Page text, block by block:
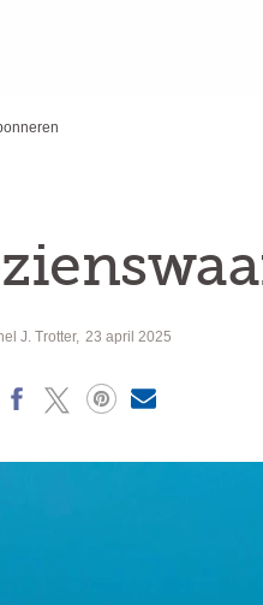
J. Trotter 23 april 2025